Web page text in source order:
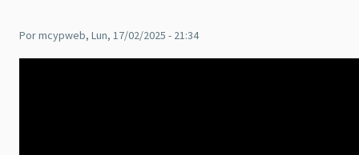
Pormcypweb, Lun, 17/02/2025 - 21:34